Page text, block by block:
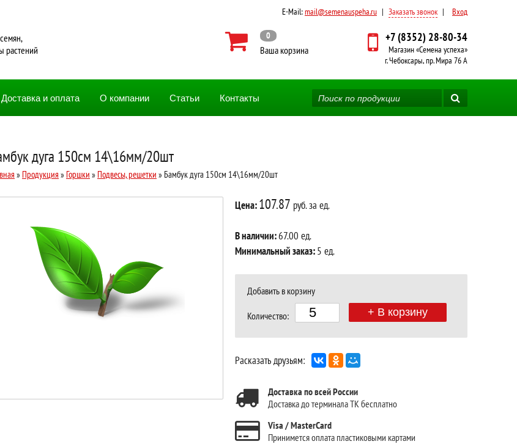
E-Mail:mail@semenauspeha.ru | Заказать звонок | Вход
растений
0
Ваша корзина
+7 (8352) 28-80-34
Магазин «Семена успеха»
г. Чебоксары, пр. Мира 76 А
Доставка и оплата О компании Статьи Контакты
дуга 150см 14\16мм/20шт
» Продукция » Горшки » Подвесы, решетки » Бамбук дуга 150см 14\16мм/20шт
Цена:107.87 руб. за ед.
В наличии:67.00 ед.
Минимальный заказ:5 ед.
Добавить в корзину
Количество: + В корзину
Расказать друзьям:
Доставка по всей России
Доставка до терминала ТК бесплатно
Visa / MasterCard
Принимется оплата пластиковыми картами